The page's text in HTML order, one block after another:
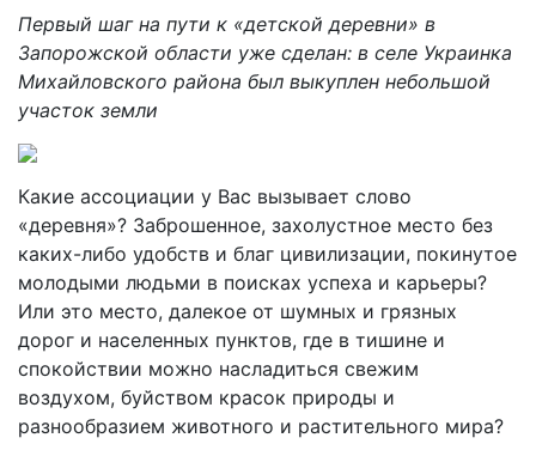
Первый шаг на пути к «детской деревни» в
Запорожской области уже сделан: в селе Украинка
Михайловского района был выкуплен небольшой
участок земли
Какие ассоциации у Вас вызывает слово
«деревня»? Заброшенное, захолустное место без
каких-либо удобств и благ цивилизации, покинутое
молодыми людьми в поисках успеха и карьеры?
Или это место, далекое от шумных и грязных
дорог и населенных пунктов, где в тишине и
спокойствии можно насладиться свежим
воздухом, буйством красок природы и
разнообразием животного и растительного мира?